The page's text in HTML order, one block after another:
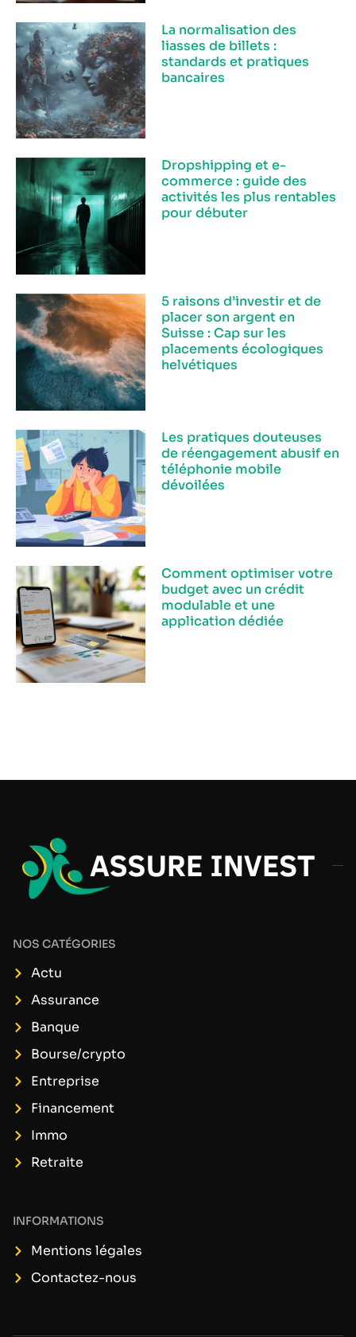
La normalisation des
liasses de billets :
standards et pratiques
bancaires
Dropshipping et e-
commerce : guide des
activités les plus rentables
pour débuter
5 raisons d’investir et de
placer son argent en
Suisse : Cap sur les
placements écologiques
helvétiques
Les pratiques douteuses
de réengagement abusif en
téléphonie mobile
dévoilées
Comment optimiser votre
budget avec un crédit
modulable et une
application dédiée
NOS CATÉGORIES
Actu
Assurance
Banque
Bourse/crypto
Entreprise
Financement
Immo
Retraite
INFORMATIONS
Mentions légales
Contactez-nous